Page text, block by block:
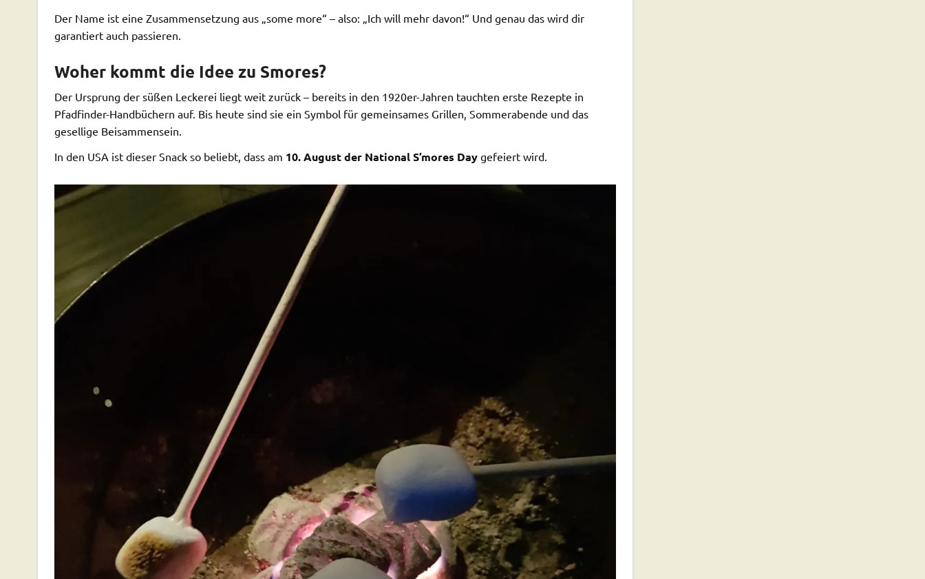
Der Name ist eine Zusammensetzung aus „some more“ – also: „Ich will mehr davon!“ Und genau das wird dir
garantiert auch passieren.
Woher kommt die Idee zu Smores?
Der Ursprung der süßen Leckerei liegt weit zurück – bereits in den 1920er-Jahren tauchten erste Rezepte in
Pfadfinder-Handbüchern auf. Bis heute sind sie ein Symbol für gemeinsames Grillen, Sommerabende und das
gesellige Beisammensein.
In den USA ist dieser Snack so beliebt, dass am 10. August der National S’mores Daygefeiert wird.